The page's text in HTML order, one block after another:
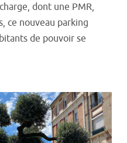
dont une PMR,
ce nouveau parking
de pouvoir se